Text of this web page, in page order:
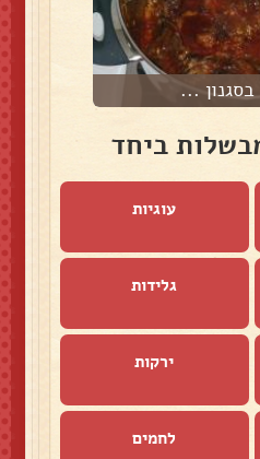
...
ביחד
עוגיות
גלידות
ירקות
לחמים